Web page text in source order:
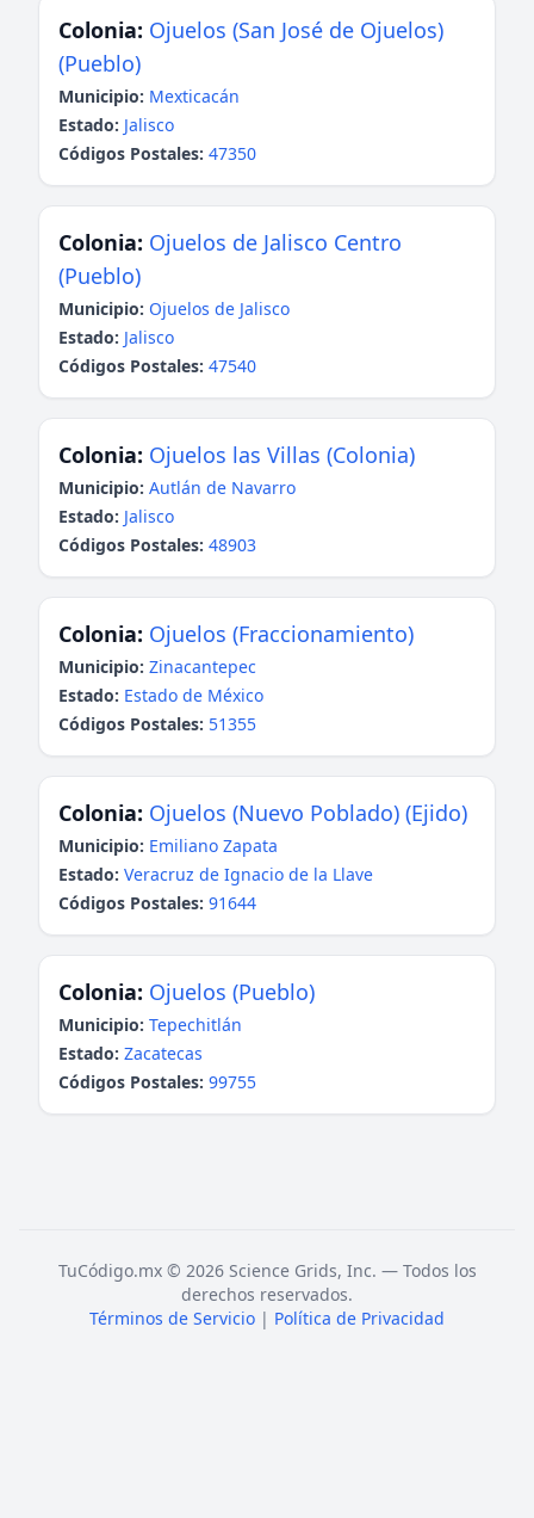
Colonia: Ojuelos (San José de Ojuelos)
(Pueblo)
Municipio: Mexticacán
Estado: Jalisco
Códigos Postales: 47350
Colonia: Ojuelos de Jalisco Centro
(Pueblo)
Municipio: Ojuelos de Jalisco
Estado: Jalisco
Códigos Postales: 47540
Colonia: Ojuelos las Villas (Colonia)
Municipio: Autlán de Navarro
Estado: Jalisco
Códigos Postales: 48903
Colonia: Ojuelos (Fraccionamiento)
Municipio: Zinacantepec
Estado: Estado de México
Códigos Postales: 51355
Colonia: Ojuelos (Nuevo Poblado) (Ejido)
Municipio: Emiliano Zapata
Estado: Veracruz de Ignacio de la Llave
Códigos Postales: 91644
Colonia: Ojuelos (Pueblo)
Municipio: Tepechitlán
Estado: Zacatecas
Códigos Postales: 99755
TuCódigo.mx © 2026 Science Grids, Inc. — Todos los
derechos reservados.
Términos de Servicio | Política de Privacidad